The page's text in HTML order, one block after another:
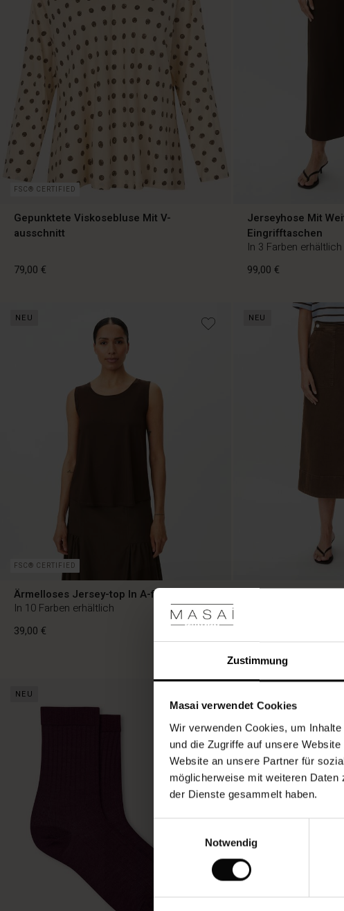
Zustimmung
Masai verwendet Cookies
Wir verwenden Cookies, um
und die Zugriffe auf unsere
Website an unsere Partner für
möglicherweise mit weiteren
der Dienste gesammelt haben.
Notwendig
FSC® CERTIFIED
Gepunktete Viskosebluse Mit V-
ausschnitt
79,00 €
Jerseyhose Mit
Eingrifftaschen
In 3 Farben erhältlich
99,00 €
NEU
FSC® CERTIFIED
Ärmelloses Jersey-top In A-form
In 10 Farben erhältlich
39,00 €
NEU
119,00 €
NEU